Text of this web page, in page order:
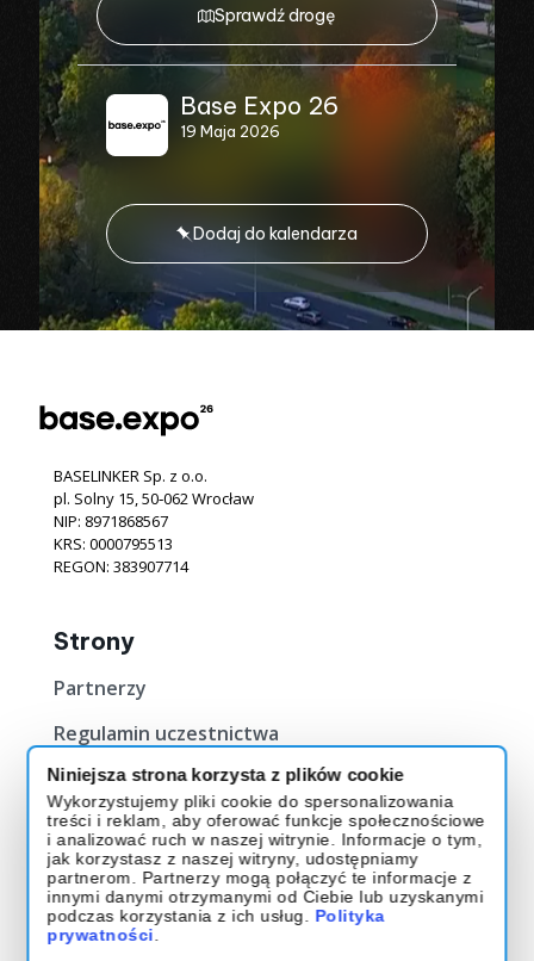
Niniejsza strona korzysta z plików cookie
Wykorzystujemy pliki cookie do spersonalizowania
treści i reklam, aby oferować funkcje społecznościowe
i analizować ruch w naszej witrynie. Informacje o tym,
jak korzystasz z naszej witryny, udostępniamy
partnerom. Partnerzy mogą połączyć te informacje z
innymi danymi otrzymanymi od Ciebie lub uzyskanymi
podczas korzystania z ich usług. Polityka
prywatności
Sprawdź drogę
Base Expo 26
19 Maja 2026
Dodaj do kalendarza
BASELINKER Sp. z o.o.
pl. Solny 15, 50‐062 Wrocław
NIP: 8971868567
KRS: 0000795513
REGON: 383907714
Strony
Partnerzy
Regulamin uczestnictwa
Bilety
Kup Bilet
O evencie
Muzeum Historii Polski
ul. Gwardii 1 01-538 Warszawa